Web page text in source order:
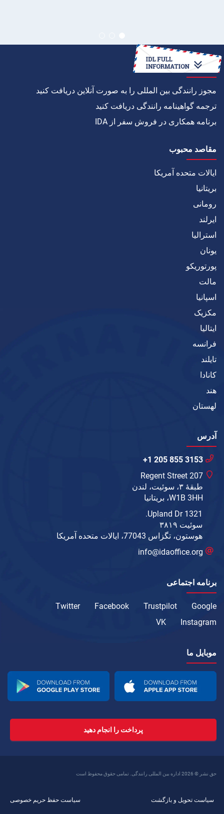
چگونه به
مجوز رانندگی بین المللی را به صورت آنلاین دریافت کنید
ترجمه گواهینامه رانندگی دریافت کنید
برنامه همکاری در فروش سفر از IDA
مقاصد محبوب
ایالات متحده آمریکا
بریتانیا
رومانی
ایرلند
استرالیا
یونان
پورتوریکو
مالت
اسپانیا
مکزیک
ایتالیا
فرانسه
تایلند
کانادا
هند
لهستان
آدرس
+1 205 855 3153
207 Regent Street
طبقهٔ ۳، سوئیت، لندن
W1B 3HH، بریتانیا
1321 Upland Dr.
سوئیت ۳۸۱۹
هوستون، تگزاس 77043، ایالات متحده آمریکا
info@idaoffice.org
برنامه اجتماعی
Google
Trustpilot
Facebook
Twitter
Instagram
VK
موبایل ما
پرداخت را انجام دهید
حق نشر © 2026 اداره بین المللی رانندگی. تمامی حقوق محفوظ است
سیاست تحویل و بازگشت سیاست حفظ حریم خصوصی